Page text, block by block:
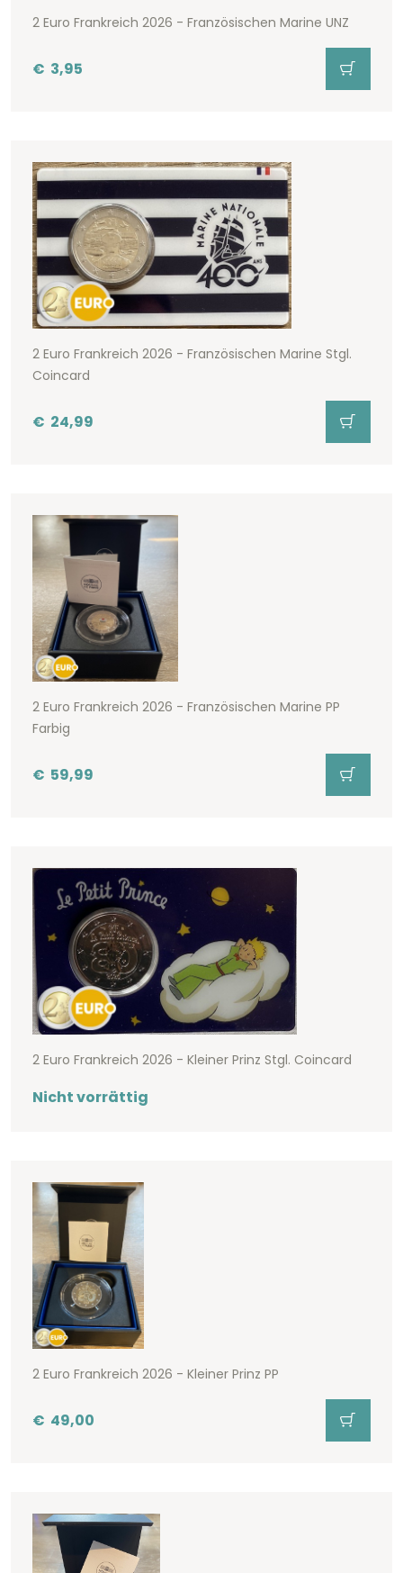
2 Euro Frankreich 2026 - Französischen Marine UNZ
€ 3,95
2 Euro Frankreich 2026 - Französischen Marine Stgl.
Coincard
€ 24,99
2 Euro Frankreich 2026 - Französischen Marine PP
Farbig
€ 59,99
2 Euro Frankreich 2026 - Kleiner Prinz Stgl. Coincard
Nicht vorrättig
2 Euro Frankreich 2026 - Kleiner Prinz PP
€ 49,00